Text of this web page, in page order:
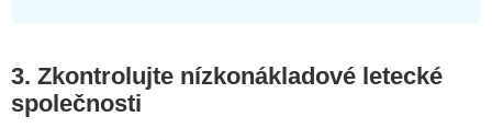
3. Zkontrolujte nízkonákladové letecké
společnosti